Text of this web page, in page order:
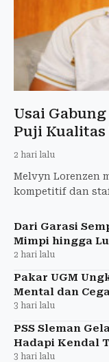
Usai
Puji
2 hari lalu
Melvyn Lorenzen
kompetitif dan
Dari Garasi
Mimpi hingga
2 hari lalu
Pakar UGM
Mental dan
3 hari lalu
PSS Sleman
Hadapi Kendal
3 hari lalu